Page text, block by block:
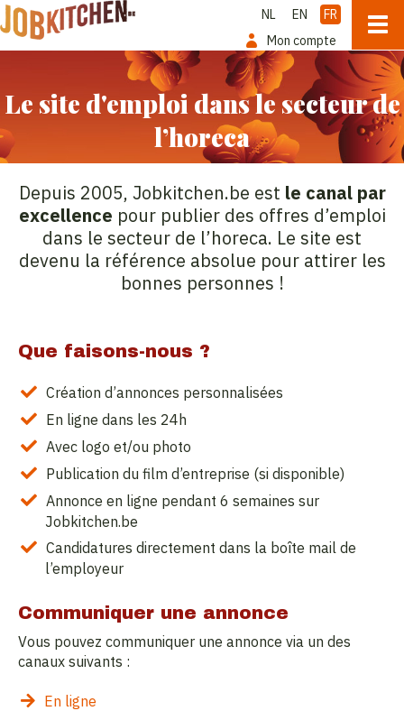
NL EN
FR
Mon compte
Le site d'emploi dans le secteur de
l’horeca
Depuis 2005, Jobkitchen.be est le canal par
excellence pour publier des offres d’emploi
dans le secteur de l’horeca. Le site est
devenu la référence absolue pour attirer les
bonnes personnes !
Que faisons-nous ?
Création d’annonces personnalisées
En ligne dans les 24h
Avec logo et/ou photo
Publication du film d’entreprise (si disponible)
Annonce en ligne pendant 6 semaines sur
Jobkitchen.be
Candidatures directement dans la boîte mail de
l’employeur
Communiquer une annonce
Vous pouvez communiquer une annonce via un des
canaux suivants :
En ligne